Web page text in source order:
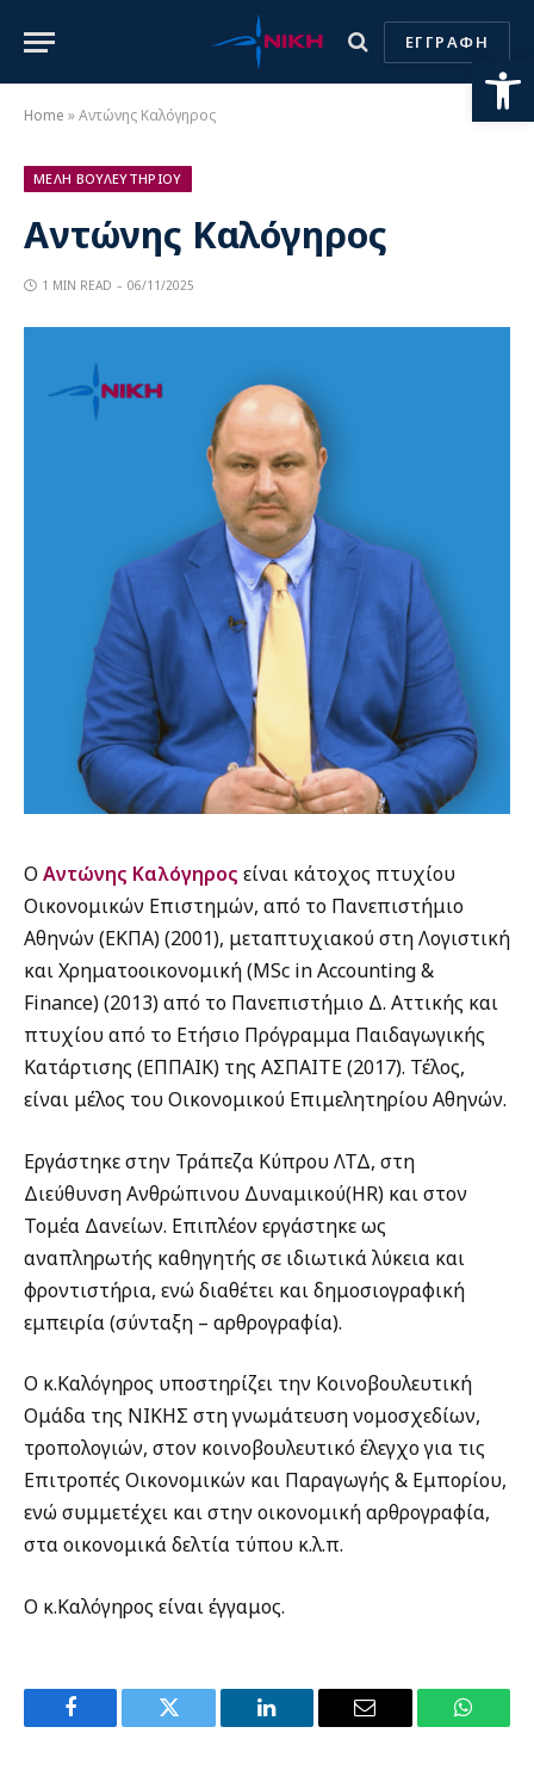
ΕΓΓΡΑΦΗ
Home »Αντώνης Καλόγηρος
ΜΕΛΗ ΒΟΥΛΕΥΤΗΡΙΟΥ
Αντώνης Καλόγηρος
1 MIN READ 06/11/2025
Ο Αντώνης Καλόγηρος είναι κάτοχος πτυχίου
Οικονομικών Επιστημών, από το Πανεπιστήμιο
Αθηνών (ΕΚΠΑ) (2001), μεταπτυχιακού στη Λογιστική
και Χρηματοοικονομική (MSc in Accounting &
Finance) (2013) από το Πανεπιστήμιο Δ. Αττικής και
πτυχίου από το Ετήσιο Πρόγραμμα Παιδαγωγικής
Κατάρτισης (ΕΠΠΑΙΚ) της ΑΣΠΑΙΤΕ (2017). Τέλος,
είναι μέλος του Οικονομικού Επιμελητηρίου Αθηνών.
Εργάστηκε στην Τράπεζα Κύπρου ΛΤΔ, στη
Διεύθυνση Ανθρώπινου Δυναμικού(HR) και στον
Τομέα Δανείων. Επιπλέον εργάστηκε ως
αναπληρωτής καθηγητής σε ιδιωτικά λύκεια και
φροντιστήρια, ενώ διαθέτει και δημοσιογραφική
εμπειρία (σύνταξη – αρθρογραφία).
Ο κ.Καλόγηρος υποστηρίζει την Κοινοβουλευτική
Ομάδα της ΝΙΚΗΣ στη γνωμάτευση νομοσχεδίων,
τροπολογιών, στον κοινοβουλευτικό έλεγχο για τις
Επιτροπές Οικονομικών και Παραγωγής & Εμπορίου,
ενώ συμμετέχει και στην οικονομική αρθρογραφία,
στα οικονομικά δελτία τύπου κ.λ.π.
Ο κ.Καλόγηρος είναι έγγαμος.
Facebook Twitter LinkedIn Email